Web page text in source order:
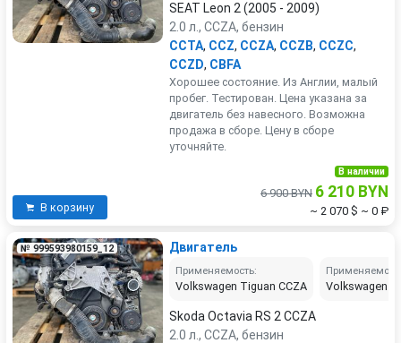
SEAT Leon 2 (2005 - 2009)
2.0 л., CCZA, бензин
CCTA, CCZ, CCZA, CCZB, CCZC,
CCZD, CBFA
Хорошее состояние. Из Англии, малый
пробег. Тестирован. Цена указана за
двигатель без навесного. Возможна
продажа в сборе. Цену в сборе
уточняйте.
В корзину
В наличии
6 900 BYN 6 210 BYN
~ 2 070 $ ~ 0 ₽
№ 999593980159_12 Двигатель
Применяемость:
Volkswagen Tiguan CCZA Volkswagen
Skoda Octavia RS 2 CCZA
2.0 л., CCZA, бензин